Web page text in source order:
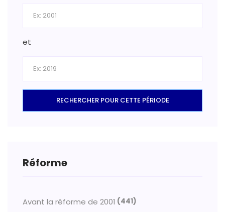
et
RECHERCHER POUR CETTE PÉRIODE
Réforme
Avant la réforme de 2001 (441)